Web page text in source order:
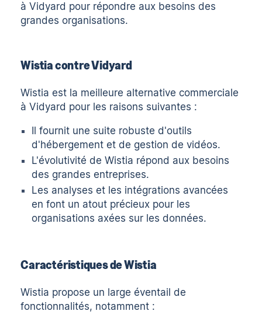
à Vidyard pour répondre aux besoins des
grandes organisations.
Wistia contre Vidyard
Wistia est la meilleure alternative commerciale
à Vidyard pour les raisons suivantes :
Il fournit une suite robuste d'outils
d'hébergement et de gestion de vidéos.
L'évolutivité de Wistia répond aux besoins
des grandes entreprises.
Les analyses et les intégrations avancées
en font un atout précieux pour les
organisations axées sur les données.
Caractéristiques de Wistia
Wistia propose un large éventail de
fonctionnalités, notamment :